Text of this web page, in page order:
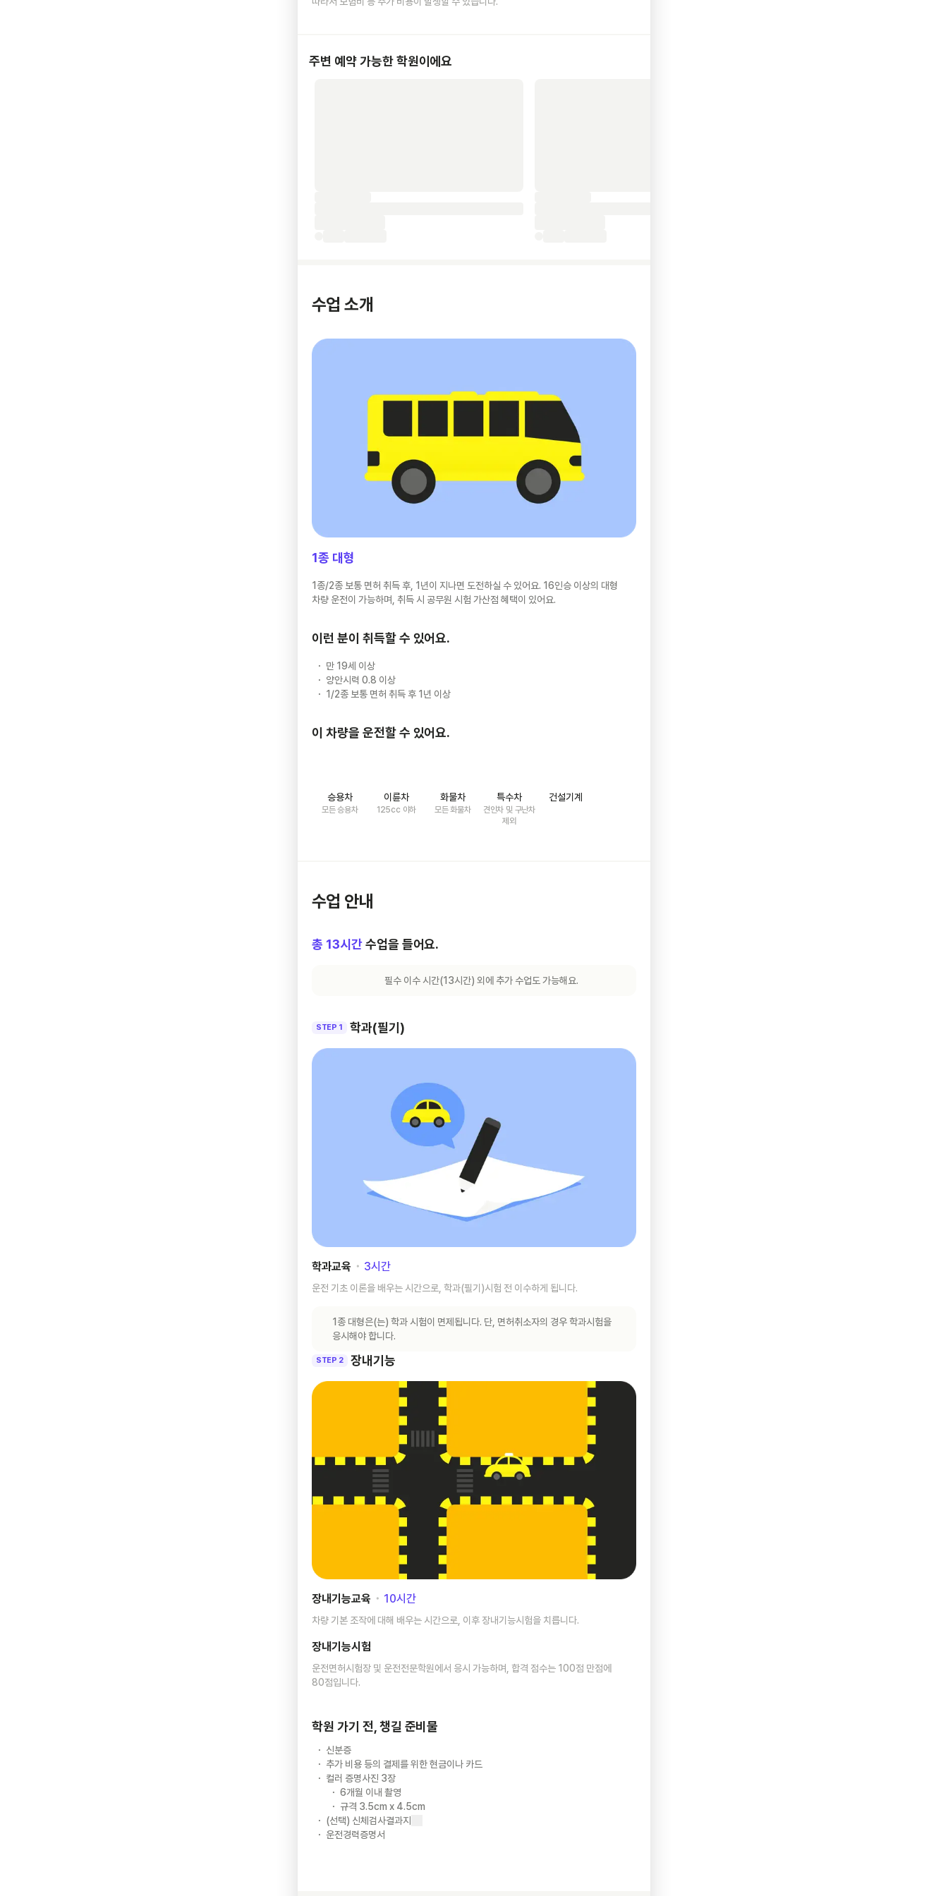
주변 예약 가능한 학원이에요
수업 소개
1종 대형
1종/2종 보통 면허 취득 후, 1년이 지나면 도전하실 수 있어요. 16인승 이상의 대형
차량 운전이 가능하며, 취득 시 공무원 시험 가산점 혜택이 있어요.
이런 분이 취득할 수 있어요.
만 19세 이상
양안시력 0.8 이상
1/2종 보통 면허 취득 후 1년 이상
이 차량을 운전할 수 있어요.
승용차
모든 승용차
이륜차
125cc 이하
화물차
모든 화물차
특수차
견인차 및 구난차
제외
건설기계
수업 안내
총 13시간 수업을 들어요.
필수 이수 시간(13시간) 외에 추가 수업도 가능해요.
STEP 1 학과(필기)
학과교육 ･ 3시간
운전 기초 이론을 배우는 시간으로, 학과(필기)시험 전 이수하게 됩니다.
1종 대형은(는) 학과 시험이 면제됩니다. 단, 면허취소자의 경우 학과시험을
응시해야 합니다.
STEP 2 장내기능
장내기능교육 ･ 10시간
차량 기본 조작에 대해 배우는 시간으로, 이후 장내기능시험을 치릅니다.
장내기능시험
운전면허시험장 및 운전전문학원에서 응시 가능하며, 합격 점수는 100점 만점에
80점입니다.
학원 가기 전, 챙길 준비물
신분증
추가 비용 등의 결제를 위한 현금이나 카드
컬러 증명사진 3장
6개월 이내 촬영
규격 3.5cm x 4.5cm
(선택) 신체검사결과지
운전경력증명서